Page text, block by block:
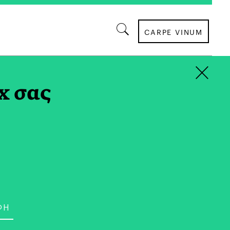
CARPE VINUM
χρηματοοικονομικών υπηρεσιών.
σας
×